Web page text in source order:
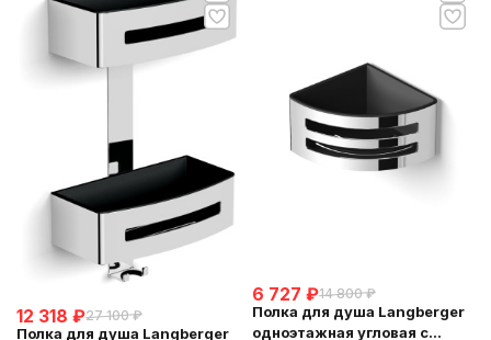
12 318 ₽27 100 ₽
Полка для душа Langberger
6 727 ₽14 800 ₽
Полка для душа Langberger
одноэтажная угловая с